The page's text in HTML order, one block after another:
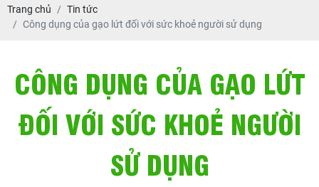
Trang chủ
Tin tức
Công dụng của gạo lứt đối với sức khoẻ người sử dụng
CÔNG DỤNG CỦA GẠO LỨT
ĐỐI VỚI SỨC KHOẺ NGƯỜI
SỬ DỤNG